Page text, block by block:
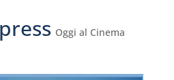
Oggi al Cinema